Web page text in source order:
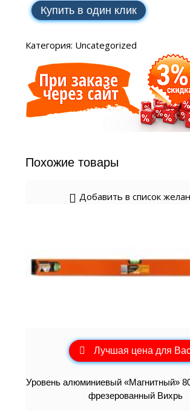
Купить в один клик
Категория: Uncategorized
Похожие товары
Добавить в список
Лучшая цена для
Уровень алюминиевый «Магнитный»
фрезерованный Вихрь